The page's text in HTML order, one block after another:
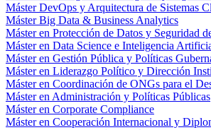
Máster DevOps y Arquitectura de Sistemas
Máster Big Data & Business Analytics
Máster en Protección de Datos y Seguridad
Máster en Data Science e Inteligencia
Máster en Gestión Pública y Políticas
Máster en Liderazgo Político y Dirección
Máster en Coordinación de ONGs para el
Máster en Administración y Políticas Públicas
Máster en Corporate Compliance
Máster en Cooperación Internacional y